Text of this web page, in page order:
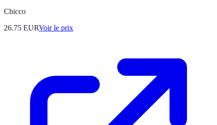
Chicco
26.75 EURVoir le prix